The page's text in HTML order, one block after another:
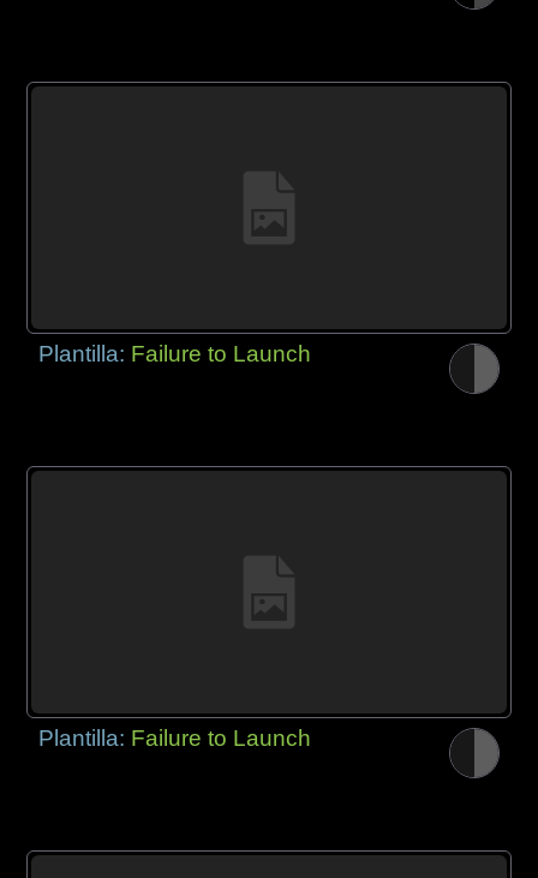
Plantilla: Failure to Launch
Plantilla: Failure to Launch